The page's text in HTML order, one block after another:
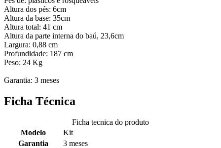
Altura dos pés: 6cm
Altura da base: 35cm
Altura total: 41 cm
Altura da parte interna do baú, 23,6cm
Largura: 0,88 cm
Profundidade: 187 cm
Peso: 24 Kg
Garantia: 3 meses
Ficha Técnica
Ficha tecnica do produto
Modelo
Kit
Garantia
3 meses